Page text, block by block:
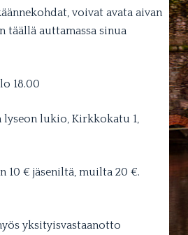
voivat avata aivan
täällä auttamassa sinua
18.00
lyseon lukio, Kirkkokatu 1,
10 € jäseniltä, muilta 20 €.
yksityisvastaanotto